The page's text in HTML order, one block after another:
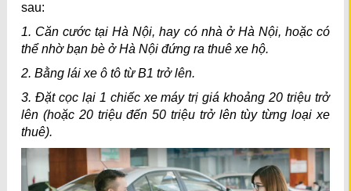
sau:
1. Căn cước tại Hà Nội, hay có nhà ở Hà Nội, hoặc có
thể nhờ bạn bè ở Hà Nội đứng ra thuê xe hộ.
2. Bằng lái xe ô tô từ B1 trở lên.
3. Đặt cọc lại 1 chiếc xe máy trị giá khoảng 20 triệu trở
lên (hoặc 20 triệu đến 50 triệu trở lên tùy từng loại xe
thuê).